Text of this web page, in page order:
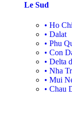
Le Sud
• Ho
• Dalat
• Phu
• Con
• Delta
• Nha
• Mui
• Chau